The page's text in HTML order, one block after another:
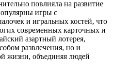
повлияла на развитие
игры с
и игральных костей, что
современных карточных и
азартный лотерея,
развлечения, но и
жизни, объединяя людей